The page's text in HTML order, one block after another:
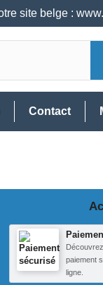
site belge :
Contact
paiement
ligne.